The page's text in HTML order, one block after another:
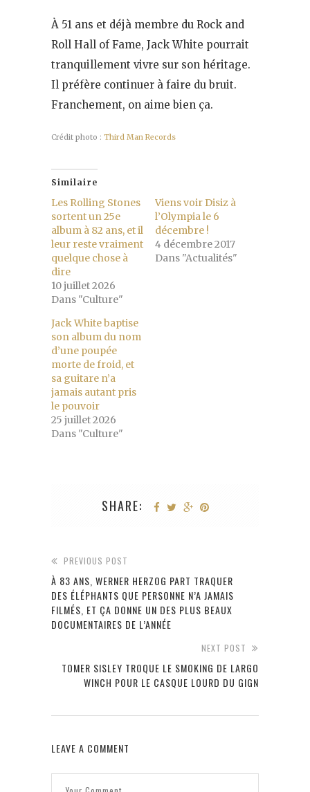
À 51 ans et déjà membre du Rock and
Roll Hall of Fame, Jack White pourrait
tranquillement vivre sur son héritage.
Il préfère continuer à faire du bruit.
Franchement, on aime bien ça.
Crédit photo : Third Man Records
Similaire
Les Rolling Stones
sortent un 25e
album à 82 ans, et il
leur reste vraiment
quelque chose à
dire
10 juillet 2026
Dans "Culture"
Viens voir Disiz à
l’Olympia le 6
décembre !
4 décembre 2017
Dans "Actualités"
Jack White baptise
son album du nom
d’une poupée
morte de froid, et
sa guitare n’a
jamais autant pris
le pouvoir
25 juillet 2026
Dans "Culture"
SHARE:
PREVIOUS POST
À 83 ANS, WERNER HERZOG PART TRAQUER
DES ÉLÉPHANTS QUE PERSONNE N’A JAMAIS
FILMÉS, ET ÇA DONNE UN DES PLUS BEAUX
DOCUMENTAIRES DE L’ANNÉE
NEXT POST
TOMER SISLEY TROQUE LE SMOKING DE LARGO
WINCH POUR LE CASQUE LOURD DU GIGN
LEAVE A COMMENT